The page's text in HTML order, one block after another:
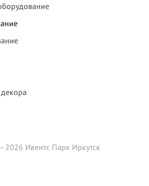
Ивентс Парк Иркутск